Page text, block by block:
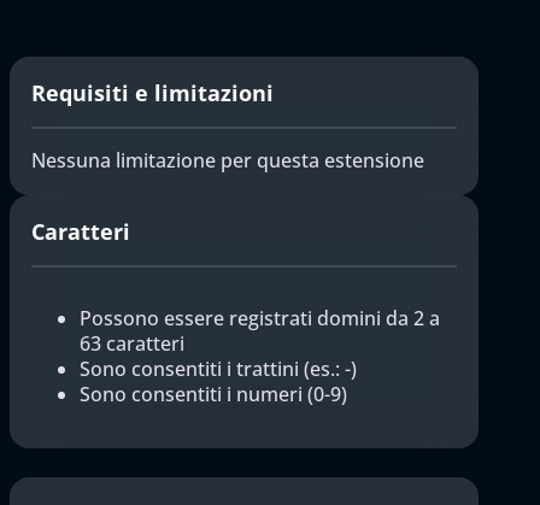
Requisiti e limitazioni
Nessuna limitazione per questa estensione
Caratteri
Possono essere registrati domini da 2 a
63 caratteri
Sono consentiti i trattini (es.: -)
Sono consentiti i numeri (0-9)